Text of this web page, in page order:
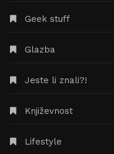
Geek stuff
Glazba
Jeste li znali?!
Književnost
Lifestyle